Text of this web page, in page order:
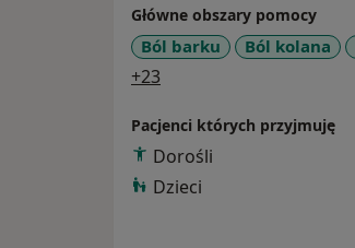
Główne obszary pomocy
Ból barku Ból kolana
+23
Pacjenci których przyjmuję
Dorośli
Dzieci